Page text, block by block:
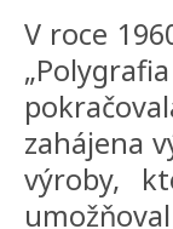
V roce
zahájena
výroby,